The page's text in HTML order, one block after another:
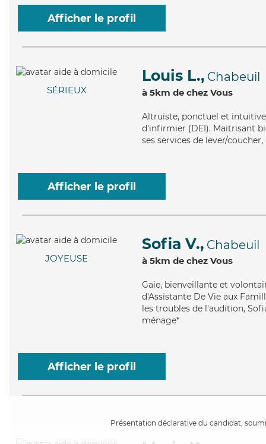
Afficher le profil
SÉRIEUX
Louis L., Chabeuil
à 5km de chez Vous
Altruiste, ponctuel et
d'infirmier (DEI). Maitrisant
ses services de lever/
Afficher le profil
JOYEUSE
Sofia V., Chabeuil
à 5km de chez Vous
Gaie, bienveillante et
d'Assistante De Vie aux
les troubles de l'audition,
ménage*
Afficher le profil
Présentation déclarative du candidat,